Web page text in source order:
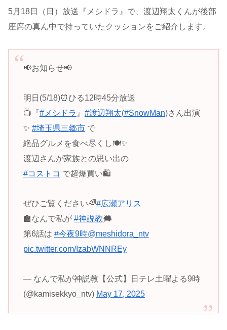
5月18日（日）放送『メシドラ』で、渡辺翔太くんが後部
座席の真ん中で持っていたクッションをご紹介します。
📢お知らせ📢
明日(5/18)⏰ひる12時45分放送
📺『#メシドラ 』 #渡辺翔太(#SnowMan)さん出演
✨ #埼玉県三郷市で
絶品グルメを食べ尽くし🍽✨
渡辺さんが家族との思い出の
#コストコ で超爆買い🛍
ぜひご覧ください🌈#広瀬アリス
🏫なんで私が #神説教🗯️
第6話は #今夜9時@meshidora_ntv
pic.twitter.com/IzabWNNREy
— なんで私が神説教【公式】日テレ土曜よる9時
(@kamisekkyo_ntv) May 17, 2025